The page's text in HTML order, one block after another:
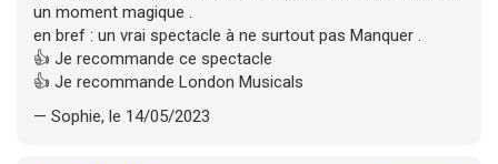
un moment magique .
en bref : un vrai spectacle à ne surtout pas Manquer .
👍 Je recommande ce spectacle
👍 Je recommande London Musicals
— Sophie, le 14/05/2023